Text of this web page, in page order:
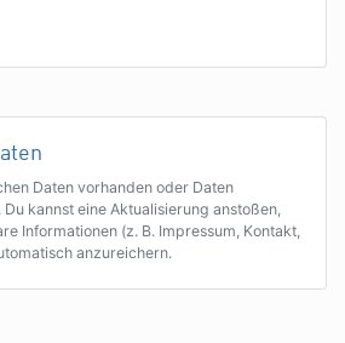
Daten vorhanden oder Daten
kannst eine Aktualisierung anstoßen,
Informationen (z. B. Impressum, Kontakt,
anzureichern.